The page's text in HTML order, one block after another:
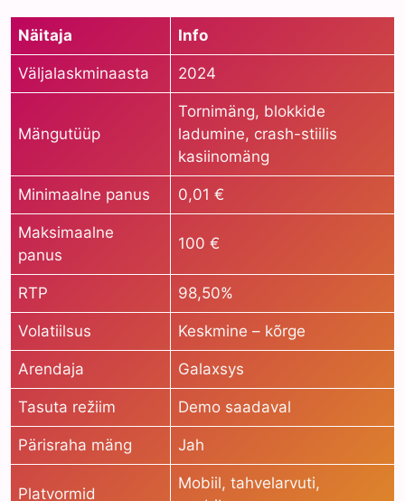
Näitaja Info
Väljalaskminaasta 2024
Mängutüüp
Tornimäng, blokkide
ladumine, crash-stiilis
kasiinomäng
Minimaalne panus 0,01 €
Maksimaalne
panus
100 €
RTP 98,50%
Volatiilsus Keskmine – kõrge
Arendaja Galaxsys
Tasuta režiim Demo saadaval
Pärisraha mäng Jah
Platvormid
Mobiil, tahvelarvuti,